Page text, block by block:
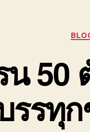
50
รรทุ